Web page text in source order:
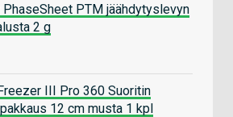
PTM jäähdytyslevyn
2 g
III Pro 360 Suoritin
12 cm musta 1 kpl